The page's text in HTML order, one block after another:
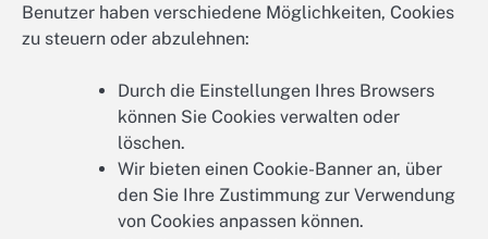
Benutzer haben verschiedene Möglichkeiten, Cookies
zu steuern oder abzulehnen:
Durch die Einstellungen Ihres Browsers
können Sie Cookies verwalten oder
löschen.
Wir bieten einen Cookie-Banner an, über
den Sie Ihre Zustimmung zur Verwendung
von Cookies anpassen können.